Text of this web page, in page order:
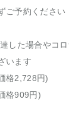
ご予約ください
た場合やコロ
います
格2,728円)
格909円)